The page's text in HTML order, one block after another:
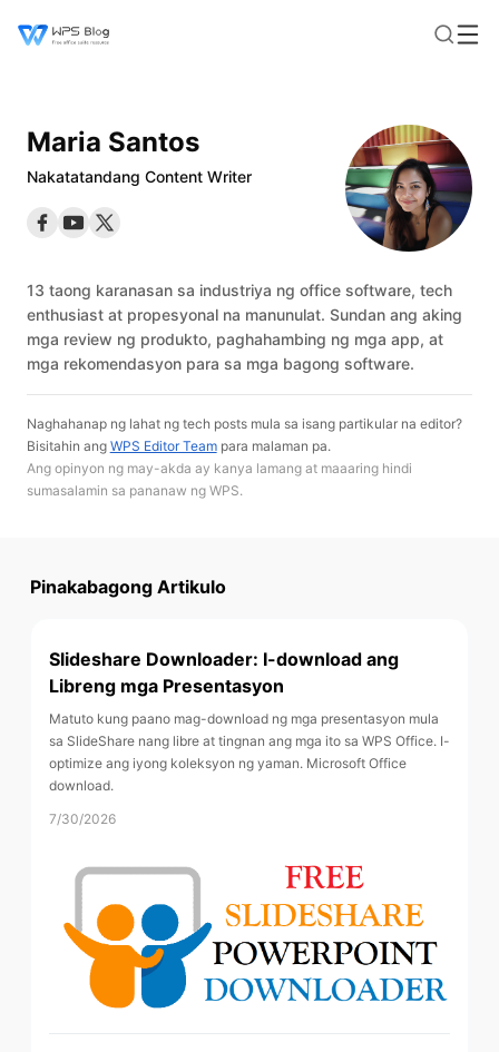
Maria Santos
Nakatatandang Content Writer
13 taong karanasan sa industriya ng office software, tech
enthusiast at propesyonal na manunulat. Sundan ang aking
mga review ng produkto, paghahambing ng mga app, at
mga rekomendasyon para sa mga bagong software.
Naghahanap ng lahat ng tech posts mula sa isang partikular na editor?
Bisitahin ang WPS Editor Teampara malaman pa.
Ang opinyon ng may-akda ay kanya lamang at maaaring hindi
sumasalamin sa pananaw ng WPS.
Pinakabagong Artikulo
Slideshare Downloader: I-download ang
Libreng mga Presentasyon
Matuto kung paano mag-download ng mga presentasyon mula
sa SlideShare nang libre at tingnan ang mga ito sa WPS Office. I-
optimize ang iyong koleksyon ng yaman. Microsoft Office
download.
7/30/2026